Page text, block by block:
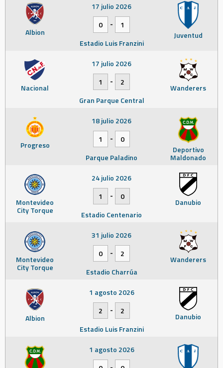
Albion Juventud
17 julio 2026
0
-
1
Estadio Luis Franzini
Nacional Wanderers
17 julio 2026
1
-
2
Gran Parque Central
Progreso Deportivo
Maldonado
18 julio 2026
1
-
0
Parque Paladino
Montevideo
City Torque
Danubio
24 julio 2026
1
-
0
Estadio Centenario
Montevideo
City Torque
Wanderers
31 julio 2026
0
-
2
Estadio Charrúa
Albion Danubio
1 agosto 2026
2
-
2
Estadio Luis Franzini
1 agosto 2026